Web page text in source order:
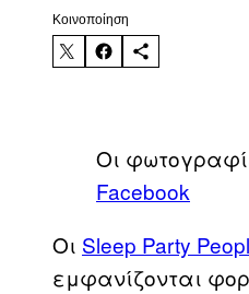
Kοινοποίηση
Οι
Facebook
Οι Sleep Party
εμφανίζονται